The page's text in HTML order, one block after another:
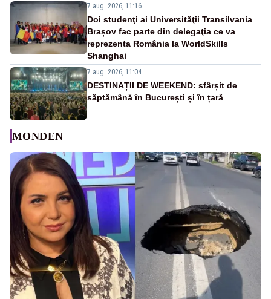
7 aug. 2026, 11:16
Doi studenţi ai Universităţii Transilvania
Brașov fac parte din delegaţia ce va
reprezenta România la WorldSkills
Shanghai
7 aug. 2026, 11:04
DESTINAȚII DE WEEKEND: sfârșit de
săptămână în București și în țară
MONDEN